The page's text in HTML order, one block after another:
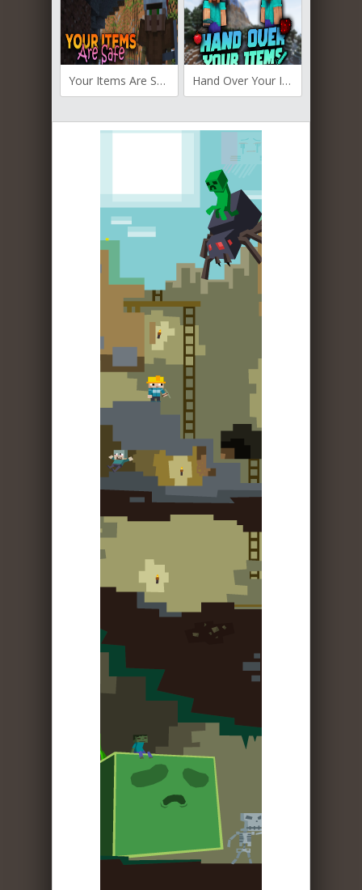
Your Items Are Safe для Майнкрафт [1.20.4, 1.20.2, 1.20.1] Hand Over Your Items для Майнкрафт [1.20.2, 1.20.1, 1.20]